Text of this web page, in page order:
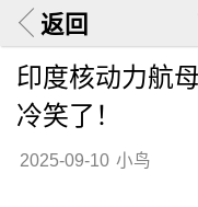
返回
印度核动力航
冷笑了！
2025-09-10 小鸟